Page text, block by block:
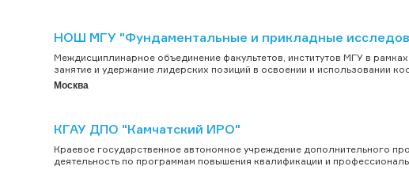
НОШ МГУ "Фундаментальные и прикладные
Междисциплинарное объединение факультетов, институтов МГУ в
занятие и удержание лидерских позиций в освоении и использовании
Москва
КГАУ ДПО "Камчатский ИРО"
Краевое государственное автономное учреждение дополнительного
деятельность по программам повышения квалификации и